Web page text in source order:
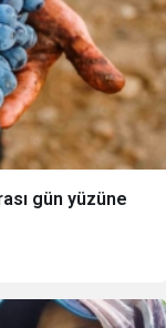
gün yüzüne